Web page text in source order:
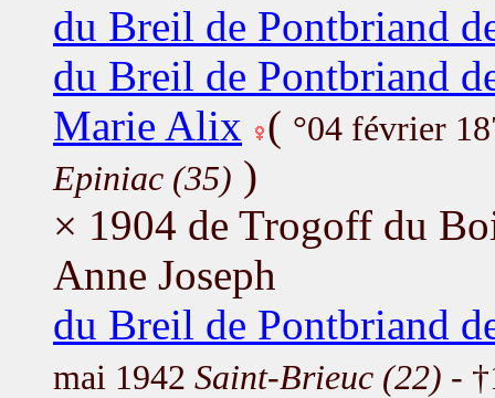
du Breil de Pontbriand
du Breil de Pontbriand
Marie Alix ( °04 février
Epiniac (35) )
× 1904 de Trogoff du
Anne Joseph
du Breil de Pontbriand
mai 1942 Saint-Brieuc (22) -